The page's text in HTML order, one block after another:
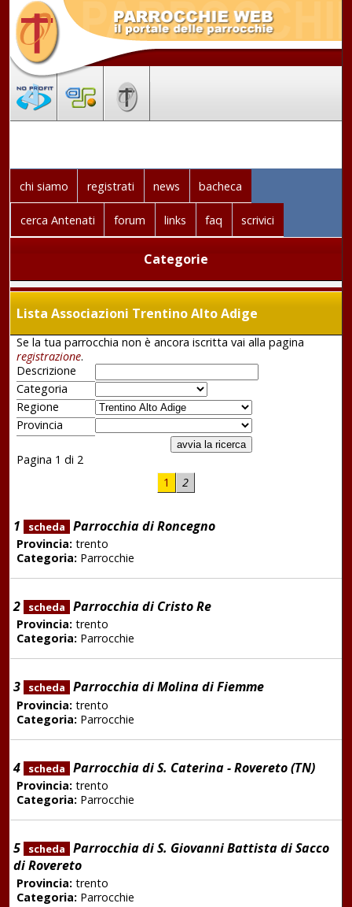
chi siamo registrati news bacheca
cerca Antenati forum links faq scrivici
Categorie
Lista Associazioni Trentino Alto Adige
Se la tua parrocchia non è ancora iscritta vai alla pagina
registrazione.
Descrizione
Categoria
Regione
Provincia
Pagina 1 di 2
1
2
1 scheda Parrocchia di Roncegno
Provincia:trento
Categoria:Parrocchie
2 scheda Parrocchia di Cristo Re
Provincia:trento
Categoria:Parrocchie
3 scheda Parrocchia di Molina di Fiemme
Provincia:trento
Categoria:Parrocchie
4 scheda Parrocchia di S. Caterina - Rovereto (TN)
Provincia:trento
Categoria:Parrocchie
5 scheda
Parrocchia di S. Giovanni Battista di Sacco
di Rovereto
Provincia:trento
Categoria:Parrocchie